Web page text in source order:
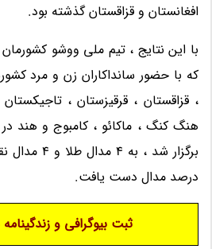
افغانستان و قزاقستان گذشته بود.
با این نتایج ، تیم ملی ووشو کشورمان
که با حضور سانداکاران زن و مرد
، قزاقستان ، قرقیزستان ،
درصد مدال دست یافت.
ثبت بیوگرافی و